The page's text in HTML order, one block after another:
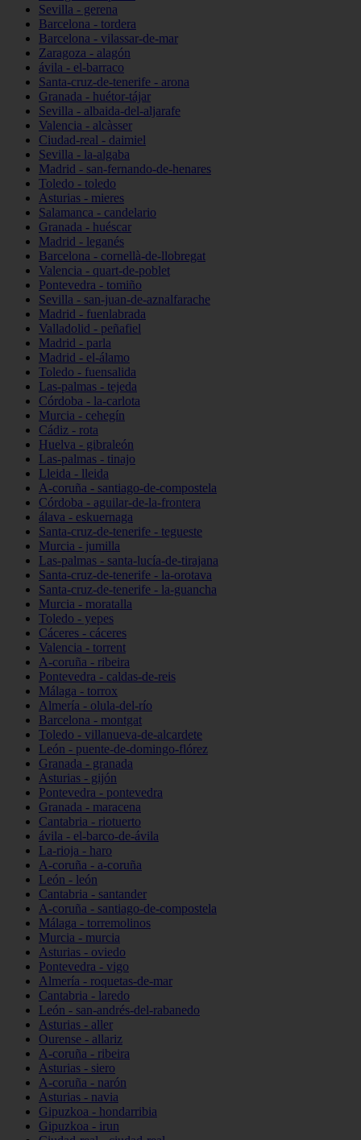
Sevilla - gerena
Barcelona - tordera
Barcelona - vilassar-de-mar
Zaragoza - alagón
ávila - el-barraco
Santa-cruz-de-tenerife - arona
Granada - huétor-tájar
Sevilla - albaida-del-aljarafe
Valencia - alcàsser
Ciudad-real - daimiel
Sevilla - la-algaba
Madrid - san-fernando-de-henares
Toledo - toledo
Asturias - mieres
Salamanca - candelario
Granada - huéscar
Madrid - leganés
Barcelona - cornellà-de-llobregat
Valencia - quart-de-poblet
Pontevedra - tomiño
Sevilla - san-juan-de-aznalfarache
Madrid - fuenlabrada
Valladolid - peñafiel
Madrid - parla
Madrid - el-álamo
Toledo - fuensalida
Las-palmas - tejeda
Córdoba - la-carlota
Murcia - cehegín
Cádiz - rota
Huelva - gibraleón
Las-palmas - tinajo
Lleida - lleida
A-coruña - santiago-de-compostela
Córdoba - aguilar-de-la-frontera
álava - eskuernaga
Santa-cruz-de-tenerife - tegueste
Murcia - jumilla
Las-palmas - santa-lucía-de-tirajana
Santa-cruz-de-tenerife - la-orotava
Santa-cruz-de-tenerife - la-guancha
Murcia - moratalla
Toledo - yepes
Cáceres - cáceres
Valencia - torrent
A-coruña - ribeira
Pontevedra - caldas-de-reis
Málaga - torrox
Almería - olula-del-río
Barcelona - montgat
Toledo - villanueva-de-alcardete
León - puente-de-domingo-flórez
Granada - granada
Asturias - gijón
Pontevedra - pontevedra
Granada - maracena
Cantabria - riotuerto
ávila - el-barco-de-ávila
La-rioja - haro
A-coruña - a-coruña
León - león
Cantabria - santander
A-coruña - santiago-de-compostela
Málaga - torremolinos
Murcia - murcia
Asturias - oviedo
Pontevedra - vigo
Almería - roquetas-de-mar
Cantabria - laredo
León - san-andrés-del-rabanedo
Asturias - aller
Ourense - allariz
A-coruña - ribeira
Asturias - siero
A-coruña - narón
Asturias - navia
Gipuzkoa - hondarribia
Gipuzkoa - irun